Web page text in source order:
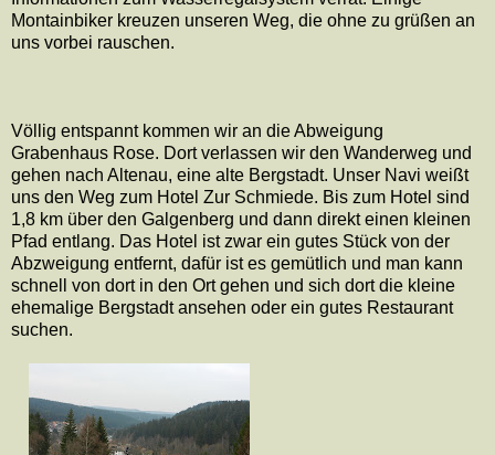
Montainbiker kreuzen unseren Weg, die ohne zu grüßen an
uns vorbei rauschen.
Völlig entspannt kommen wir an die Abweigung
Grabenhaus Rose. Dort verlassen wir den Wanderweg und
gehen nach Altenau, eine alte Bergstadt. Unser Navi weißt
uns den Weg zum Hotel Zur Schmiede. Bis zum Hotel sind
1,8 km über den Galgenberg und dann direkt einen kleinen
Pfad entlang. Das Hotel ist zwar ein gutes Stück von der
Abzweigung entfernt, dafür ist es gemütlich und man kann
schnell von dort in den Ort gehen und sich dort die kleine
ehemalige Bergstadt ansehen oder ein gutes Restaurant
suchen.